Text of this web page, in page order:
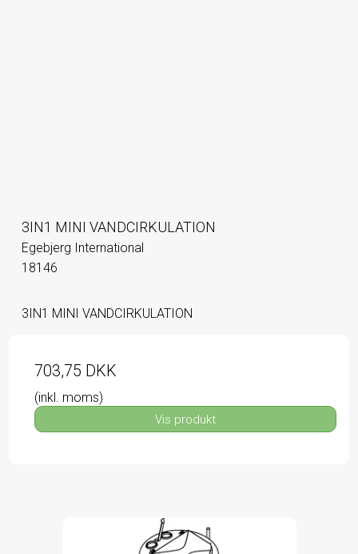
3IN1 MINI VANDCIRKULATION
Egebjerg International
18146
3IN1 MINI VANDCIRKULATION
703,75 DKK
(inkl. moms)
Vis produkt